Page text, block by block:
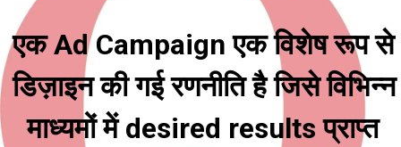
एक Ad Campaign एक विशेष रूप से
डिज़ाइन की गई रणनीति है जिसे विभिन्न
माध्यमों में desired results प्राप्त